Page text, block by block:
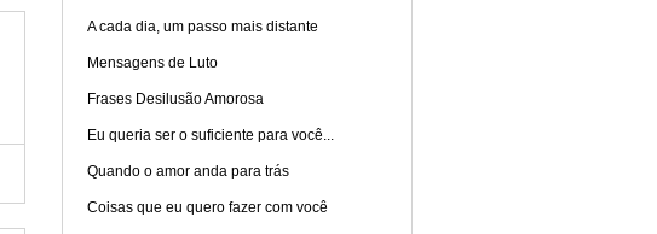
A cada dia, um passo mais distante
Mensagens de Luto
Frases Desilusão Amorosa
Eu queria ser o suficiente para você...
Quando o amor anda para trás
Coisas que eu quero fazer com você